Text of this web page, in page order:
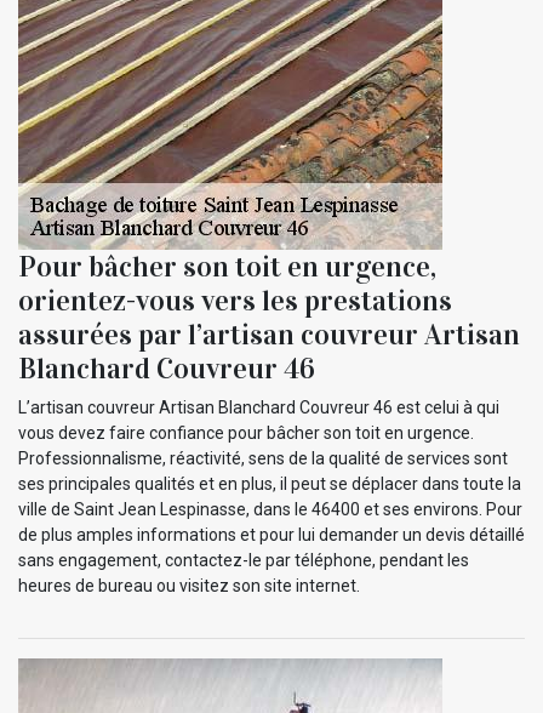
Pour bâcher son toit en urgence,
orientez-vous vers les prestations
assurées par l’artisan couvreur Artisan
Blanchard Couvreur 46
L’artisan couvreur Artisan Blanchard Couvreur 46 est celui à qui
vous devez faire confiance pour bâcher son toit en urgence.
Professionnalisme, réactivité, sens de la qualité de services sont
ses principales qualités et en plus, il peut se déplacer dans toute la
ville de Saint Jean Lespinasse, dans le 46400 et ses environs. Pour
de plus amples informations et pour lui demander un devis détaillé
sans engagement, contactez-le par téléphone, pendant les
heures de bureau ou visitez son site internet.